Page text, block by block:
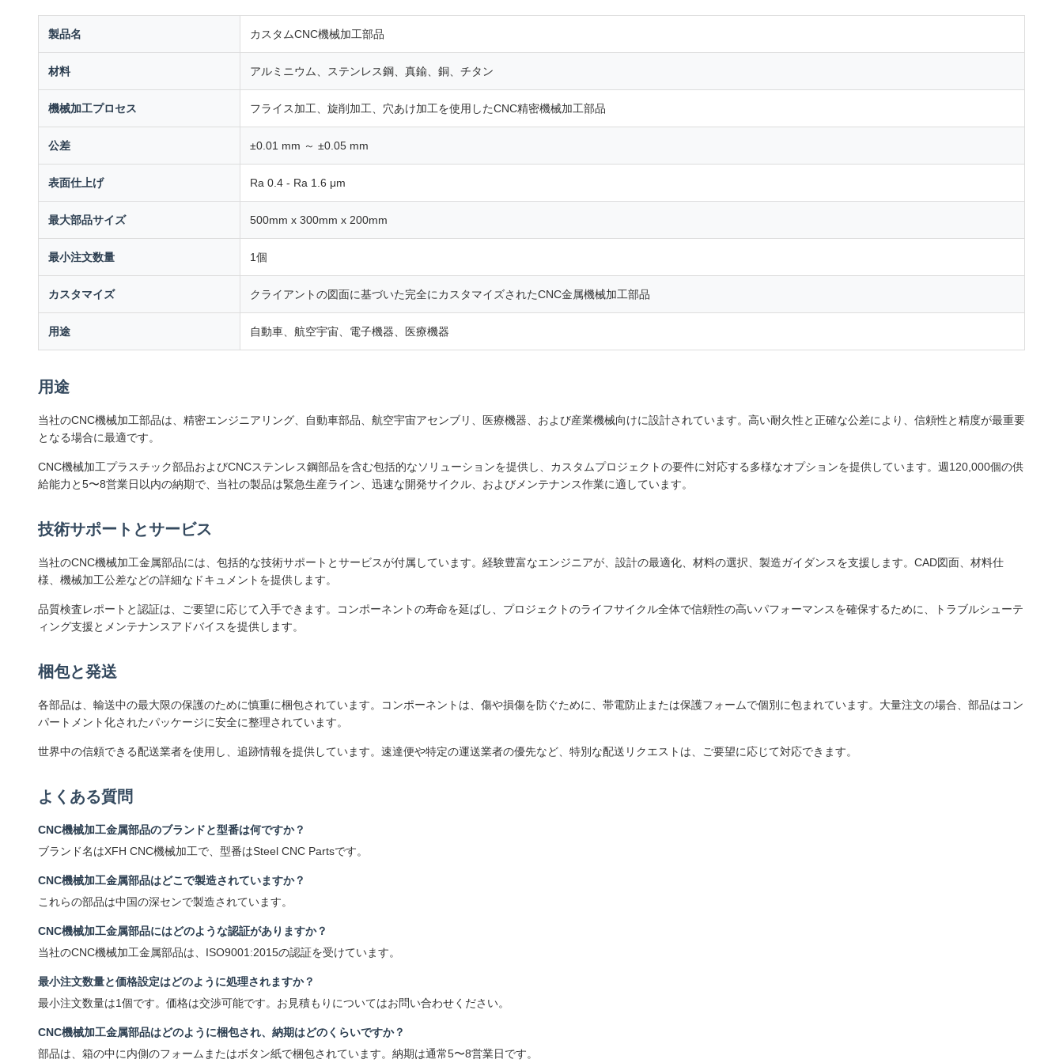
製品名 カスタムCNC機械加工部品
材料 アルミニウム、ステンレス鋼、真鍮、銅、チタン
機械加工プロセス フライス加工、旋削加工、穴あけ加工を使用したCNC精密機械加工部品
公差 ±0.01 mm ～ ±0.05 mm
表面仕上げ Ra 0.4 - Ra 1.6 μm
最大部品サイズ 500mm x 300mm x 200mm
最小注文数量 1個
カスタマイズ クライアントの図面に基づいた完全にカスタマイズされたCNC金属機械加工部品
用途 自動車、航空宇宙、電子機器、医療機器
用途
当社のCNC機械加工部品は、精密エンジニアリング、自動車部品、航空宇宙アセンブリ、医療機器、および産業機械向けに設計されています。高い耐久性と正確な公差により、信頼性と精度が最重要
となる場合に最適です。
CNC機械加工プラスチック部品およびCNCステンレス鋼部品を含む包括的なソリューションを提供し、カスタムプロジェクトの要件に対応する多様なオプションを提供しています。週120,000個の供
給能力と5〜8営業日以内の納期で、当社の製品は緊急生産ライン、迅速な開発サイクル、およびメンテナンス作業に適しています。
技術サポートとサービス
当社のCNC機械加工金属部品には、包括的な技術サポートとサービスが付属しています。経験豊富なエンジニアが、設計の最適化、材料の選択、製造ガイダンスを支援します。CAD図面、材料仕
様、機械加工公差などの詳細なドキュメントを提供します。
品質検査レポートと認証は、ご要望に応じて入手できます。コンポーネントの寿命を延ばし、プロジェクトのライフサイクル全体で信頼性の高いパフォーマンスを確保するために、トラブルシューテ
ィング支援とメンテナンスアドバイスを提供します。
梱包と発送
各部品は、輸送中の最大限の保護のために慎重に梱包されています。コンポーネントは、傷や損傷を防ぐために、帯電防止または保護フォームで個別に包まれています。大量注文の場合、部品はコン
パートメント化されたパッケージに安全に整理されています。
世界中の信頼できる配送業者を使用し、追跡情報を提供しています。速達便や特定の運送業者の優先など、特別な配送リクエストは、ご要望に応じて対応できます。
よくある質問
CNC機械加工金属部品のブランドと型番は何ですか？
ブランド名はXFH CNC機械加工で、型番はSteel CNC Partsです。
CNC機械加工金属部品はどこで製造されていますか？
これらの部品は中国の深センで製造されています。
CNC機械加工金属部品にはどのような認証がありますか？
当社のCNC機械加工金属部品は、ISO9001:2015の認証を受けています。
最小注文数量と価格設定はどのように処理されますか？
最小注文数量は1個です。価格は交渉可能です。お見積もりについてはお問い合わせください。
CNC機械加工金属部品はどのように梱包され、納期はどのくらいですか？
部品は、箱の中に内側のフォームまたはボタン紙で梱包されています。納期は通常5〜8営業日です。